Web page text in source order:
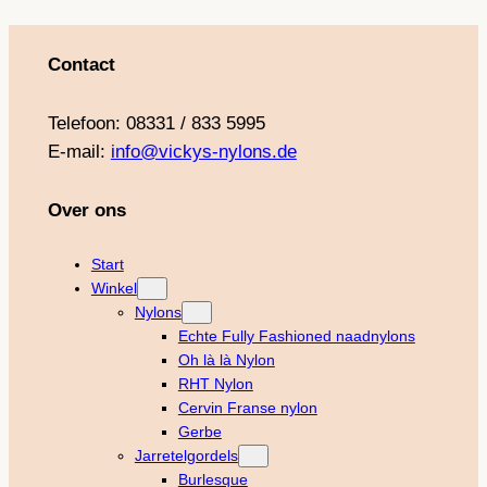
Contact
Telefoon: 08331 / 833 5995
E-mail: info@vickys-nylons.de
Over ons
Start
Winkel
Nylons
Echte Fully Fashioned naadnylons
Oh là là Nylon
RHT Nylon
Cervin Franse nylon
Gerbe
Jarretelgordels
Burlesque